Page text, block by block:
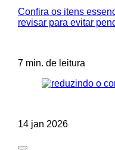
Confira os itens
revisar para evitar
7 min. de leitura
14 jan 2026